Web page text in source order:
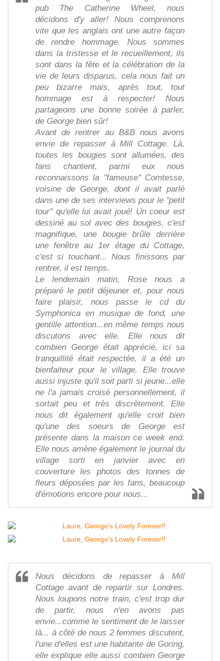
pub The Catherine Wheel, nous
décidons d'y aller! Nous comprenons
vite que les anglais ont une autre façon
de rendre hommage. Nous sommes
dans la tristesse et le recueillement, ils
sont dans la fête et la célébration de la
vie de leurs disparus, cela nous fait un
peu bizarre mais, après tout, tout
hommage est à respecter! Nous
partageons une bonne soirée à parler,
de George bien sûr!
Avant de rentrer au B&B nous avons
envie de repasser à Mill Cottage. Là,
toutes les bougies sont allumées, des
fans chantent, parmi eux nous
reconnaissons la "fameuse" Comtesse,
voisine de George, dont il avait parlé
dans une de ses interviews pour le "petit
tour" qu'elle lui avait joué! Un coeur est
dessiné au sol avec des bougies, c'est
magnifique, une bougie brûle derrière
une fenêtre au 1er étage du Cottage,
c'est si touchant... Nous finissons par
rentrer, il est temps.
Le lendemain matin, Rose nous a
préparé le petit déjeuner et, pour nous
faire plaisir, nous passe le cd du
Symphonica en musique de fond, une
gentille attention...en même temps nous
discutons avec elle. Elle nous dit
combien George était apprécié, ici sa
tranquillité était respectée, il a été un
bienfaiteur pour le village. Elle trouve
aussi injuste qu'il soit parti si jeune...elle
ne l'a jamais croisé personnellement, il
sortait peu et très discrètement. Elle
nous dit également qu'elle croit bien
qu'une des soeurs de George est
présente dans la maison ce week end.
Elle nous amène également le journal du
village sorti en janvier avec en
couverture les photos des tonnes de
fleurs déposées par les fans, beaucoup
d'émotions encore pour nous...
Nous décidons de repasser à Mill
Cottage avant de repartir sur Londres.
Nous loupons notre train, c'est trop dur
de partir, nous n'en avons pas
envie...comme le sentiment de le laisser
là... à côté de nous 2 femmes discutent,
l'une d'elles est une habitante de Goring,
elle explique elle aussi combien George